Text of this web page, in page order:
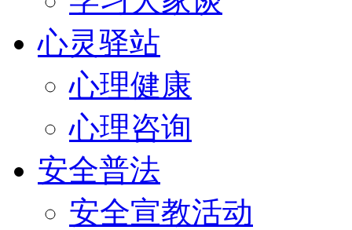
心灵驿站
心理健康
心理咨询
安全普法
安全宣教活动